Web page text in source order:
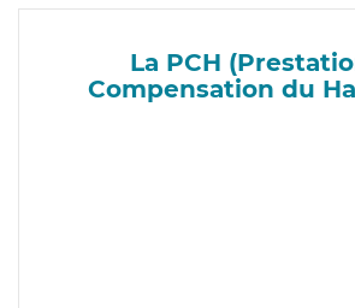
La PCH
Compensation du